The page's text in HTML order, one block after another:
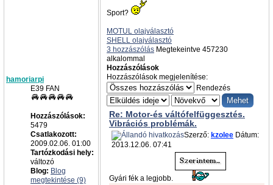
hamoriarpi
E39 FAN
Hozzászólások:
5479
Csatlakozott:
2009.02.06. 01:00
Tartózkodási hely:
változó
Blog: Blog
megtekintése (9)
Sport?
MOTUL olajválasztó
SHELL olajválasztó
3 hozzászólás Megtekeintve 457230
alkalommal
Hozzászólások
Hozzászólások megjelenítése:
Rendezés
Re: Motor-és váltófelfüggesztés.
Vibrációs problémák.
Szerző: kzoleeDátum:
2013.12.06. 07:41
Gyári fék a legjobb.